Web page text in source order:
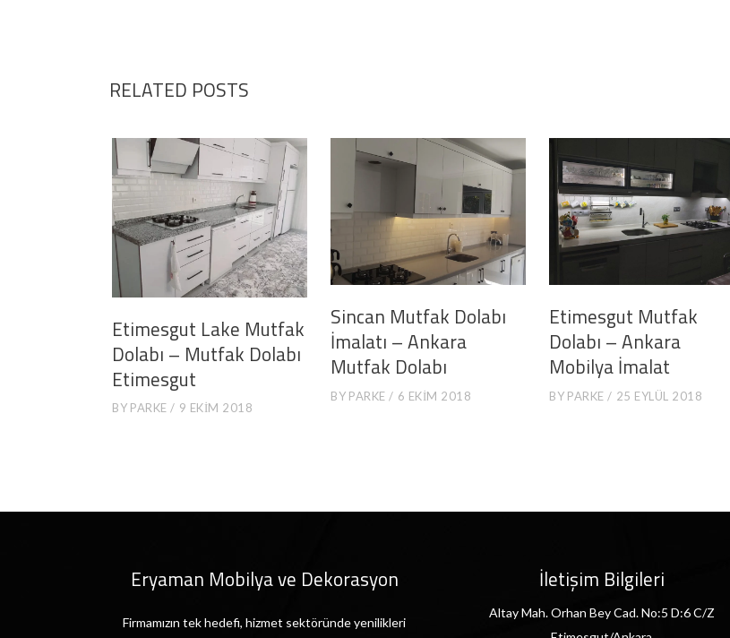
RELATED POSTS
Etimesgut Lake Mutfak
Dolabı – Mutfak Dolabı
Etimesgut
BY PARKE 9 EKIM 2018
Sincan Mutfak Dolabı
İmalatı – Ankara
Mutfak Dolabı
BY PARKE 6 EKIM 2018
Etimesgut Mutfak
Dolabı – Ankara
Mobilya İmalat
BY PARKE 25 EYLÜL 2018
Eryaman Mobilya ve Dekorasyon
Firmamızın tek hedefi, hizmet sektöründe yenilikleri
İletişim Bilgileri
Altay Mah. Orhan Bey Cad. No:5 D:6 C/Z